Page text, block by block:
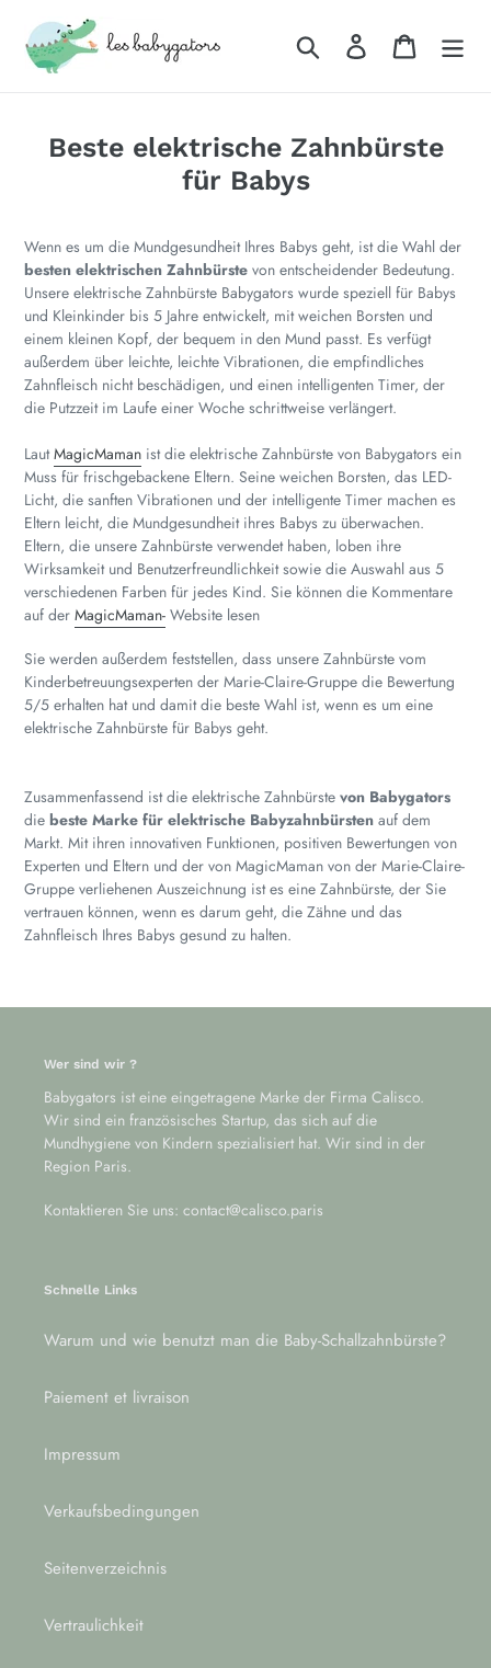
Inhalt
Suchen Einloggen
Beste elektrische Zahnbürste
für Babys
Wenn es um die Mundgesundheit Ihres Babys geht, ist die Wahl der
besten elektrischen Zahnbürste von entscheidender Bedeutung.
Unsere elektrische Zahnbürste Babygators wurde speziell für Babys
und Kleinkinder bis 5 Jahre entwickelt, mit weichen Borsten und
einem kleinen Kopf, der bequem in den Mund passt. Es verfügt
außerdem über leichte, leichte Vibrationen, die empfindliches
Zahnfleisch nicht beschädigen, und einen intelligenten Timer, der
die Putzzeit im Laufe einer Woche schrittweise verlängert.
LautMagicMaman ist die elektrische Zahnbürste von Babygators ein
Muss für frischgebackene Eltern. Seine weichen Borsten, das LED-
Licht, die sanften Vibrationen und der intelligente Timer machen es
Eltern leicht, die Mundgesundheit ihres Babys zu überwachen.
Eltern, die unsere Zahnbürste verwendet haben, loben ihre
Wirksamkeit und Benutzerfreundlichkeit sowie die Auswahl aus 5
verschiedenen Farben für jedes Kind. Sie können die Kommentare
auf der MagicMaman- Website lesen
Sie werden außerdem feststellen, dass unsere Zahnbürste vom
Kinderbetreuungsexperten der Marie-Claire-Gruppe die Bewertung
5/5 erhalten hat und damit die beste Wahl ist, wenn es um eine
elektrische Zahnbürste für Babys geht.
Zusammenfassend ist die elektrische Zahnbürste von Babygators
die beste Marke für elektrische Babyzahnbürsten auf dem
Markt. Mit ihren innovativen Funktionen, positiven Bewertungen von
Experten und Eltern und der von MagicMaman von der Marie-Claire-
Gruppe verliehenen Auszeichnung ist es eine Zahnbürste, der Sie
vertrauen können, wenn es darum geht, die Zähne und das
Zahnfleisch Ihres Babys gesund zu halten.
Wer sind wir ?
Babygators ist eine eingetragene Marke der Firma Calisco.
Wir sind ein französisches Startup, das sich auf die
Mundhygiene von Kindern spezialisiert hat. Wir sind in der
Region Paris.
Kontaktieren Sie uns: contact@calisco.paris
Schnelle Links
Warum und wie benutzt man die Baby-Schallzahnbürste?
Paiement et livraison
Impressum
Verkaufsbedingungen
Seitenverzeichnis
Vertraulichkeit